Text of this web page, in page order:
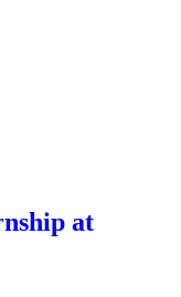
at